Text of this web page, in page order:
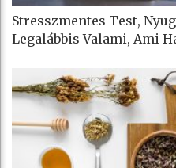
Stresszmentes Test,
Legalábbis Valami, Ami